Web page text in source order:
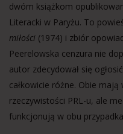
dwóm książkom
Literacki w Paryżu. To
miłości (1974) i zbiór
Peerelowska cenzura nie
autor zdecydował się
całkowicie różne. Obie
rzeczywistości PRL-u, ale
funkcjonują w obu